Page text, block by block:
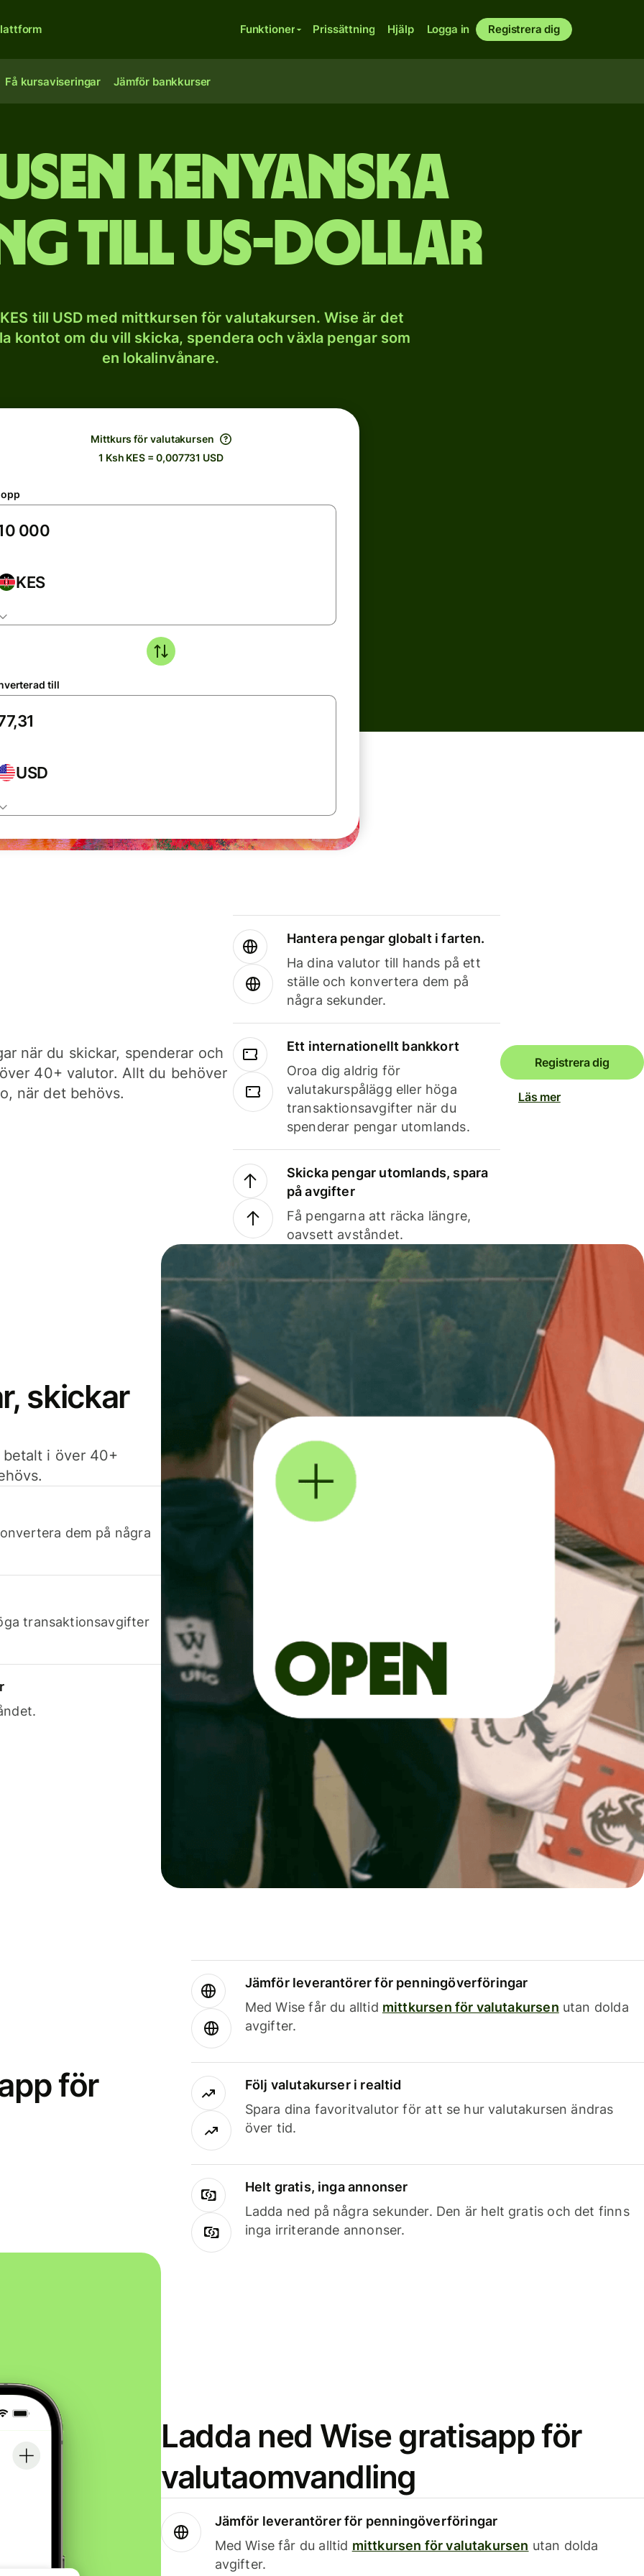
Funktioner Prissättning Hjälp Logga in Registrera dig
Få kursaviseringar Jämför bankkurser
kenyanska
till US-dollar
till USD med mittkursen för valutakursen. Wise är det
kontot om du vill skicka, spendera och växla pengar som
en lokalinvånare.
Mittkurs för valutakursen
1 Ksh KES = 0,007731 USD
KES
till
USD
när du skickar, spenderar och
40+ valutor. Allt du behöver
när det behövs.
Hantera pengar globalt i farten.
Ha dina valutor till hands på ett
ställe och konvertera dem på
några sekunder.
Ett internationellt bankkort
Oroa dig aldrig för
valutakurspålägg eller höga
transaktionsavgifter när du
spenderar pengar utomlands.
Skicka pengar utomlands, spara
på avgifter
Få pengarna att räcka längre,
oavsett avståndet.
Registrera dig
Läs mer
skickar
betalt i över 40+
dem på några
transaktionsavgifter
för
Jämför leverantörer för penningöverföringar
Med Wise får du alltid mittkursen för valutakursen utan dolda
avgifter.
Följ valutakurser i realtid
Spara dina favoritvalutor för att se hur valutakursen ändras
över tid.
Helt gratis, inga annonser
Ladda ned på några sekunder. Den är helt gratis och det finns
inga irriterande annonser.
Ladda ned Wise gratisapp för
valutaomvandling
Jämför leverantörer för penningöverföringar
Med Wise får du alltid mittkursen för valutakursen utan dolda
avgifter.